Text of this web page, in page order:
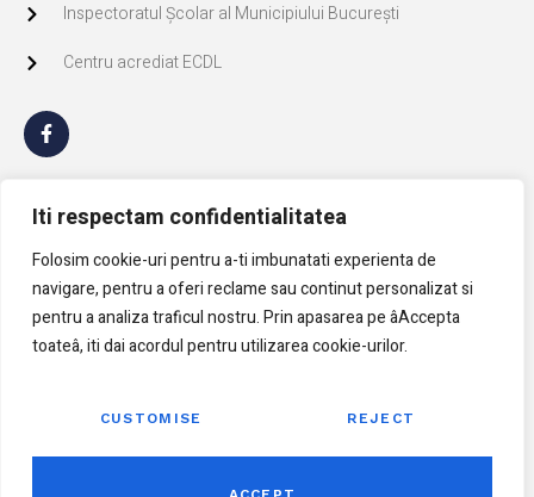
Iti respectam confidentialitatea
Folosim cookie-uri pentru a-ti imbunatati experienta de
navigare, pentru a oferi reclame sau continut personalizat si
pentru a analiza traficul nostru. Prin apasarea pe âAccepta
toateâ, iti dai acordul pentru utilizarea cookie-urilor.
CUSTOMISE REJECT
Inspectoratul Școlar al Municipiului București
Centru acrediat ECDL
Politica de Cookie
Politica confidentialitate